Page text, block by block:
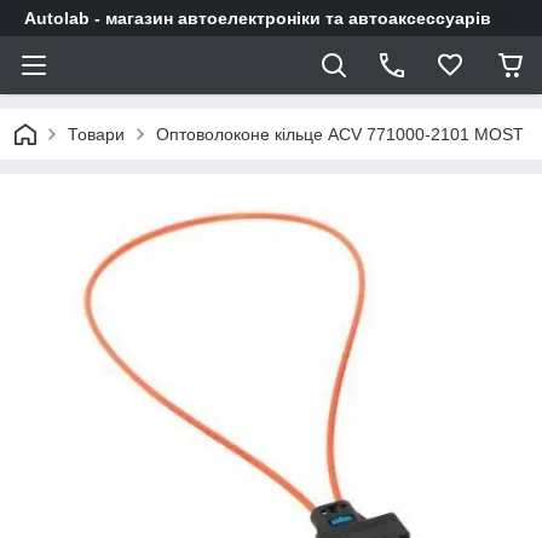
Autolab - магазин автоелектроніки та автоаксессуарів
Товари Оптоволоконе кільце ACV 771000-2101 MOST